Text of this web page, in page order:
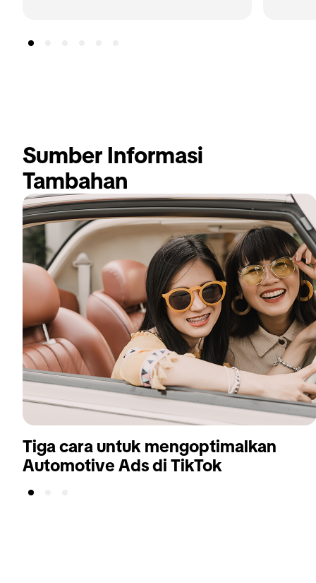
Sumber Informasi
Tambahan
Tiga cara untuk mengoptimalkan
Automotive Ads di TikTok